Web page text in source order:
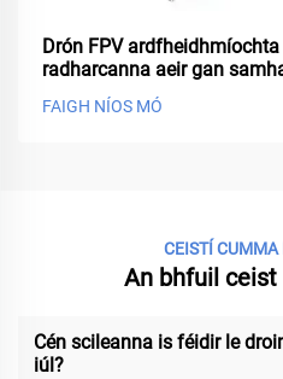
Drón FPV
radharcanna aeir gan
FAIGH NÍOS MÓ
CEISTÍ CUMMA
An bhfuil ceist
Cén scileanna is féidir le
iúl?